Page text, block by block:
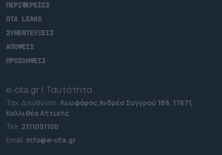
ΠΕΡΙΦΕΡΕΙΕΣ
OTA LEAKS
ΣΥΝΕΝΤΕΥΞΕΙΣ
ΑΠΟΨΕΙΣ
ΠΡΟΣΛΗΨΕΙΣ
e-ota.gr | Ταυτότητα
Ταχ. Διεύθυνση: Λεωφόρος Ανδρέα Συγγρού 188, 17671,
Καλλιθέα Αττικής
Τηλ: 2111091100
Εmail: info@e-ota.gr